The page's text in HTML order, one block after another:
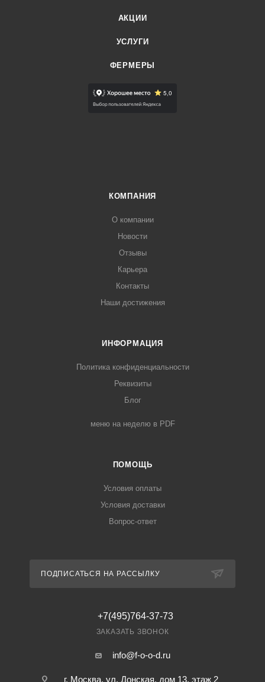
АКЦИИ
УСЛУГИ
ФЕРМЕРЫ
КОМПАНИЯ
О компании
Новости
Отзывы
Карьера
Контакты
Наши достижения
ИНФОРМАЦИЯ
Политика конфиденциальности
Реквизиты
Блог
меню на неделю в PDF
ПОМОЩЬ
Условия оплаты
Условия доставки
Вопрос-ответ
ПОДПИСАТЬСЯ НА РАССЫЛКУ
+7(495)764-37-73
ЗАКАЗАТЬ ЗВОНОК
info@f-o-o-d.ru
г. Москва, ул. Донская, дом 13, этаж 2